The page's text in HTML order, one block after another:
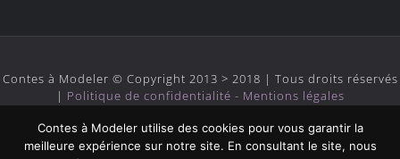
Contes à Modeler © Copyright 2013 > 2018 | Tous droits réservés
| Politique de confidentialité - Mentions légales
Contes à Modeler utilise des cookies pour vous garantir la
meilleure expérience sur notre site. En consultant le site, nous